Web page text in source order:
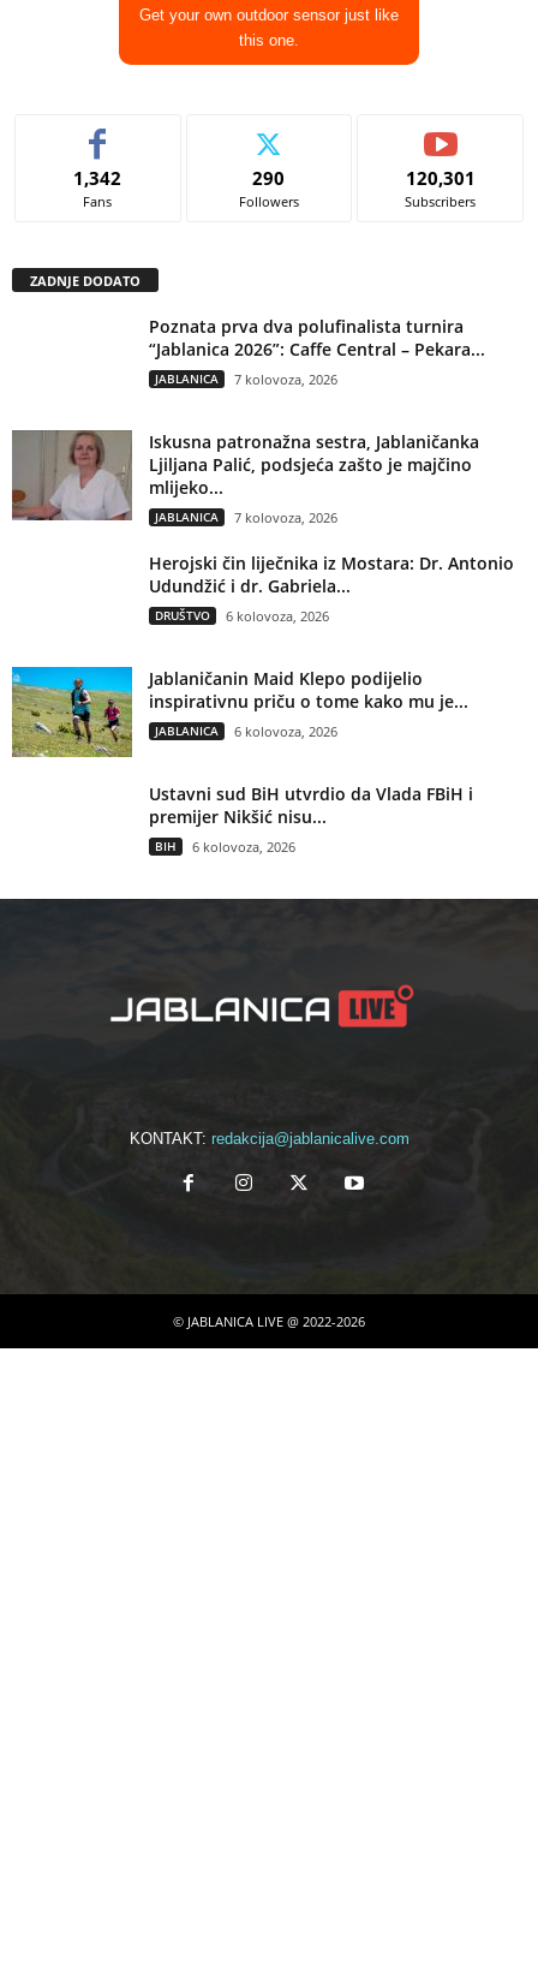
Get your own outdoor sensor just like
this one.
1,342
Fans
290
Followers
120,301
Subscribers
ZADNJE DODATO
Poznata prva dva polufinalista turnira
“Jablanica 2026”: Caffe Central – Pekara...
JABLANICA 7 kolovoza, 2026
Iskusna patronažna sestra, Jablaničanka
Ljiljana Palić, podsjeća zašto je majčino
mlijeko...
JABLANICA 7 kolovoza, 2026
Herojski čin liječnika iz Mostara: Dr. Antonio
Udundžić i dr. Gabriela...
DRUŠTVO 6 kolovoza, 2026
Jablaničanin Maid Klepo podijelio
inspirativnu priču o tome kako mu je...
JABLANICA 6 kolovoza, 2026
Ustavni sud BiH utvrdio da Vlada FBiH i
premijer Nikšić nisu...
BIH 6 kolovoza, 2026
KONTAKT: redakcija@jablanicalive.com
© JABLANICA LIVE @ 2022-2026